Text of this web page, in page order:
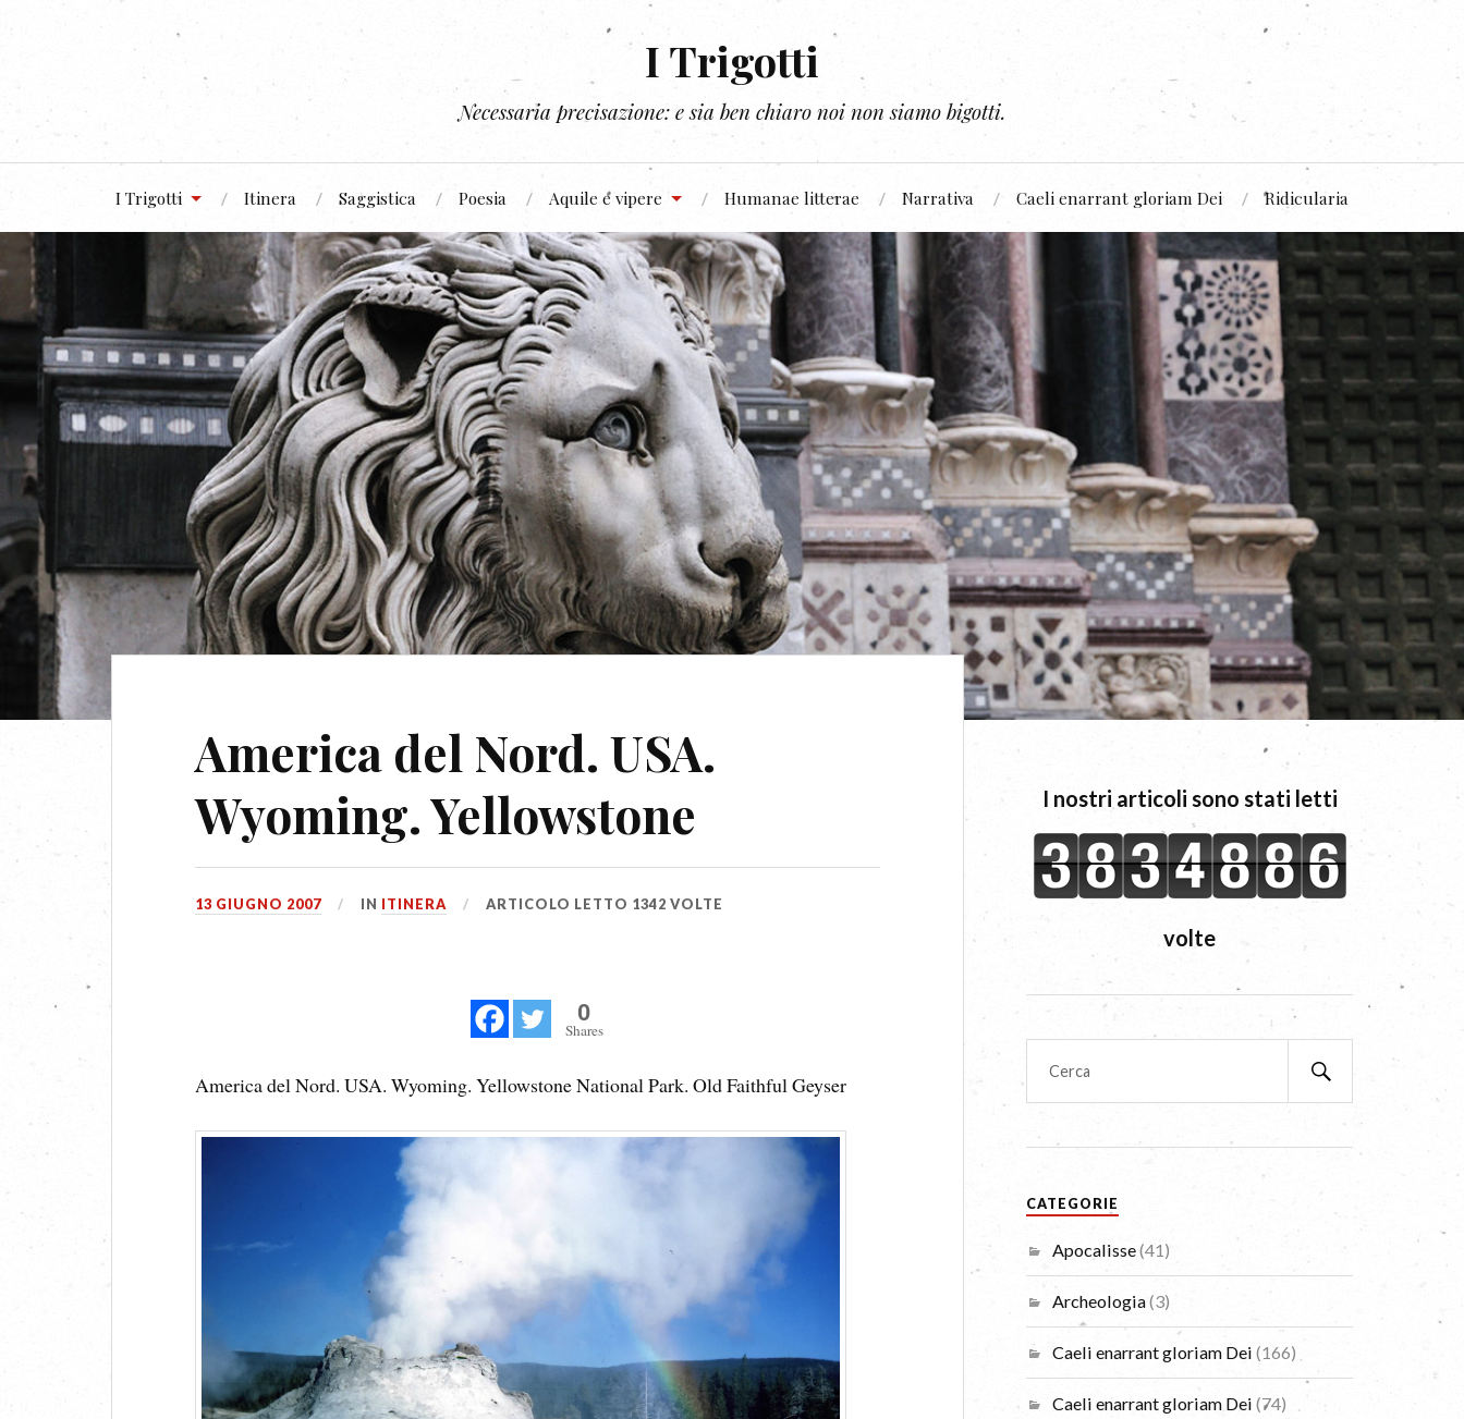
I Trigotti
Necessaria precisazione: e sia ben chiaro noi non siamo bigotti.
I Trigotti Itinera Saggistica Poesia Aquile e vipere Humanae litterae Narrativa Caeli enarrant gloriam Dei Ridicularia
America del Nord. USA.
Wyoming. Yellowstone
13 GIUGNO 2007 IN ITINERA ARTICOLO LETTO 1342 VOLTE
0
Shares
America del Nord. USA. Wyoming. Yellowstone National Park. Old Faithful Geyser
I nostri articoli sono stati letti
volte
CATEGORIE
Apocalisse(41)
Archeologia(3)
Caeli enarrant gloriam Dei (166)
Caeli enarrant gloriam Dei (74)